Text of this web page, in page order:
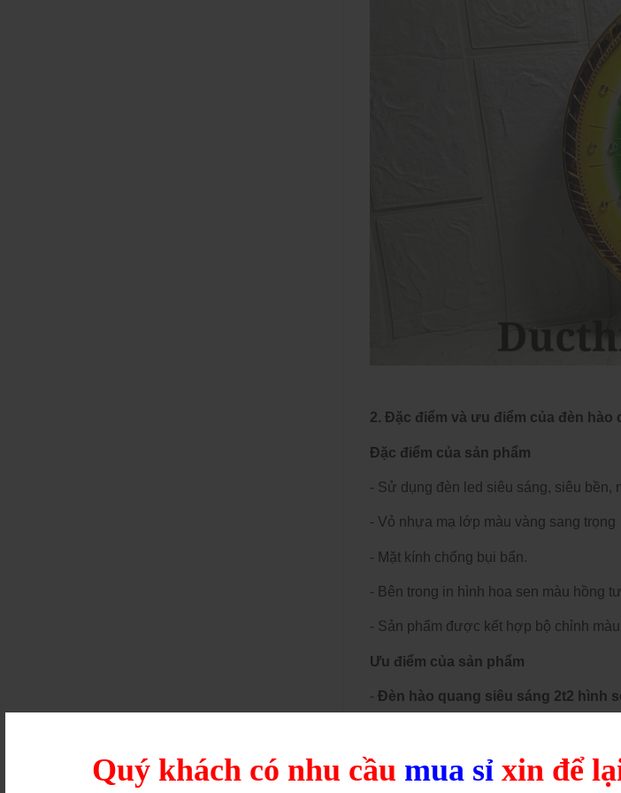
2. Đặc điểm và ưu điểm của đèn hào
Đặc điểm của sản phẩm
- Sử dụng đèn led siêu sáng, siêu bền,
- Vỏ nhựa mạ lớp màu vàng sang trọng
- Mặt kính chống bụi bẩn.
- Bên trong in hình hoa sen màu hồng
- Sản phẩm được kết hợp bộ chỉnh
Ưu điểm của sản phẩm
- Đèn hào quang siêu sáng 2t2 hình
tài và may mắn cho gia chủ và xua
- Chúng ta có thể nhìn thấy đèn hào
Quý khách có nhu cầu mua sỉxin để